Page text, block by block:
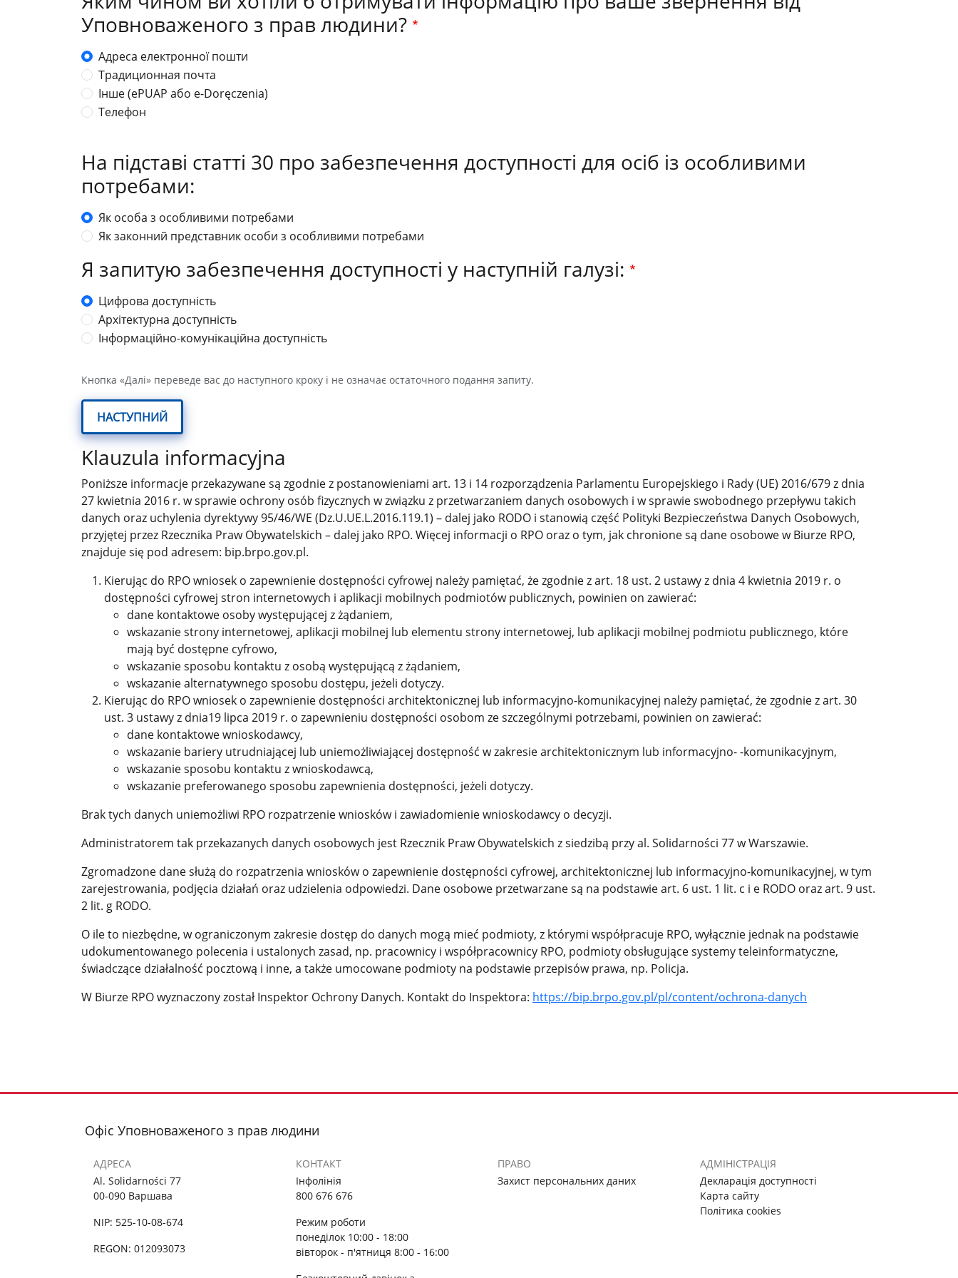
Уповноваженого з прав людини?
Адреса електронної пошти
Традиционная почта
Інше (ePUAP або e-Doręczenia)
Телефон
На підставі статті 30 про забезпечення доступності для осіб із особливими
потребами:
Як особа з особливими потребами
Як законний представник особи з особливими потребами
Я запитую забезпечення доступності у наступній галузі:
Цифрова доступність
Архітектурна доступність
Інформаційно-комунікаційна доступність
Кнопка «Далі» переведе вас до наступного кроку і не означає остаточного подання запиту.
НАСТУПНИЙ
Klauzula informacyjna
Poniższe informacje przekazywane są zgodnie z postanowieniami art. 13 i 14 rozporządzenia Parlamentu Europejskiego i Rady (UE) 2016/679 z dnia
27 kwietnia 2016 r. w sprawie ochrony osób fizycznych w związku z przetwarzaniem danych osobowych i w sprawie swobodnego przepływu takich
danych oraz uchylenia dyrektywy 95/46/WE (Dz.U.UE.L.2016.119.1) – dalej jako RODO i stanowią część Polityki Bezpieczeństwa Danych Osobowych,
przyjętej przez Rzecznika Praw Obywatelskich – dalej jako RPO. Więcej informacji o RPO oraz o tym, jak chronione są dane osobowe w Biurze RPO,
znajduje się pod adresem: bip.brpo.gov.pl.
Kierując do RPO wniosek o zapewnienie dostępności cyfrowej należy pamiętać, że zgodnie z art. 18 ust. 2 ustawy z dnia 4 kwietnia 2019 r. o
dostępności cyfrowej stron internetowych i aplikacji mobilnych podmiotów publicznych, powinien on zawierać:
dane kontaktowe osoby występującej z żądaniem,
wskazanie strony internetowej, aplikacji mobilnej lub elementu strony internetowej, lub aplikacji mobilnej podmiotu publicznego, które
mają być dostępne cyfrowo,
wskazanie sposobu kontaktu z osobą występującą z żądaniem,
wskazanie alternatywnego sposobu dostępu, jeżeli dotyczy.
Kierując do RPO wniosek o zapewnienie dostępności architektonicznej lub informacyjno-komunikacyjnej należy pamiętać, że zgodnie z art. 30
ust. 3 ustawy z dnia19 lipca 2019 r. o zapewnieniu dostępności osobom ze szczególnymi potrzebami, powinien on zawierać:
dane kontaktowe wnioskodawcy,
wskazanie bariery utrudniającej lub uniemożliwiającej dostępność w zakresie architektonicznym lub informacyjno- -komunikacyjnym,
wskazanie sposobu kontaktu z wnioskodawcą,
wskazanie preferowanego sposobu zapewnienia dostępności, jeżeli dotyczy.
Brak tych danych uniemożliwi RPO rozpatrzenie wniosków i zawiadomienie wnioskodawcy o decyzji.
Administratorem tak przekazanych danych osobowych jest Rzecznik Praw Obywatelskich z siedzibą przy al. Solidarności 77 w Warszawie.
Zgromadzone dane służą do rozpatrzenia wniosków o zapewnienie dostępności cyfrowej, architektonicznej lub informacyjno-komunikacyjnej, w tym
zarejestrowania, podjęcia działań oraz udzielenia odpowiedzi. Dane osobowe przetwarzane są na podstawie art. 6 ust. 1 lit. c i e RODO oraz art. 9 ust.
2 lit. g RODO.
O ile to niezbędne, w ograniczonym zakresie dostęp do danych mogą mieć podmioty, z którymi współpracuje RPO, wyłącznie jednak na podstawie
udokumentowanego polecenia i ustalonych zasad, np. pracownicy i współpracownicy RPO, podmioty obsługujące systemy teleinformatyczne,
świadczące działalność pocztową i inne, a także umocowane podmioty na podstawie przepisów prawa, np. Policja.
W Biurze RPO wyznaczony został Inspektor Ochrony Danych. Kontakt do Inspektora: https://bip.brpo.gov.pl/pl/content/ochrona-danych
Офіс Уповноваженого з прав людини
АДРЕСА
Al. Solidarności 77
00-090 Варшава
NIP: 525-10-08-674
REGON: 012093073
КОНТАКТ
Інфолінія
800 676 676
Режим роботи
понеділок 10:00 - 18:00
вівторок - п'ятниця 8:00 - 16:00
ПРАВО
Захист персональних даних
АДМІНІСТРАЦІЯ
Декларація доступності
Карта сайту
Політика cookies